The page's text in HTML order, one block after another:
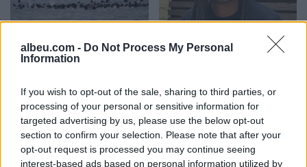
albeu.com - Do Not Process My Personal
Information
If you wish to opt-out of the sale, sharing to third parties, or
processing of your personal or sensitive information for
targeted advertising by us, please use the below opt-out
section to confirm your selection. Please note that after your
opt-out request is processed you may continue seeing
interest-based ads based on personal information utilized by
të rëndë humanitare, hyrja
e 72,000 emigrantëve në
politike në Spanjë
Profesori i Kembrixhit
largohet nga detyra pas